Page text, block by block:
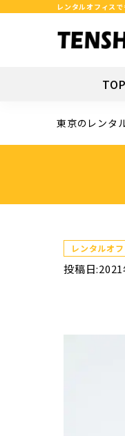
レンタルオフィス
TOP
東京のレンタ
レンタルオ
投稿日